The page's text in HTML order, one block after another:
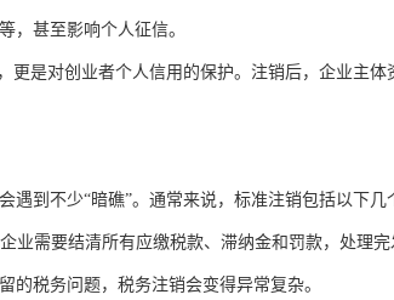
，甚至影响个人征信。
更是对创业者个人信用的保护。注销后，企业主
到不少“暗礁”。通常来说，标准注销包括以下几
业需要结清所有应缴税款、滞纳金和罚款，处理完
的税务问题，税务注销会变得异常复杂。